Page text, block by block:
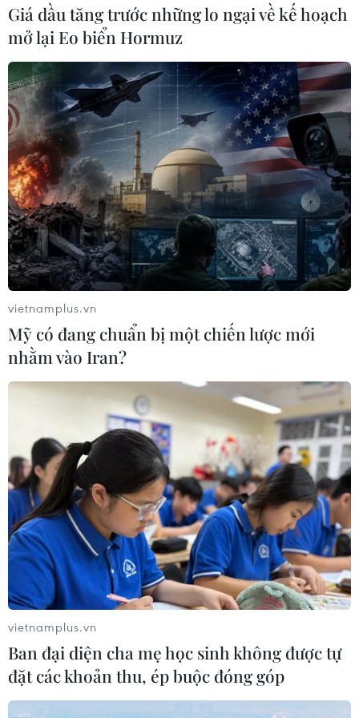
Samsung, Huawei đạt thỏa thuận "đình
chiến" pháp lý kéo dài nhiều năm
17/05/2019 07:06
Việc giải quyết các tranh chấp pháp lý giữa Samsung
và Huawei diễn ra trong bối cảnh ngành công nghiệp
điện thoại thông minh đang phải đối mặt với một số
thay đổi.
Giá dầu tăng trước những lo ngại về kế hoạch
mở lại Eo biển Hormuz
vietnamplus.vn
Mỹ có đang chuẩn bị một chiến lược mới
nhằm vào Iran?
vietnamplus.vn
Ban đại diện cha mẹ học sinh không được tự
đặt các khoản thu, ép buộc đóng góp